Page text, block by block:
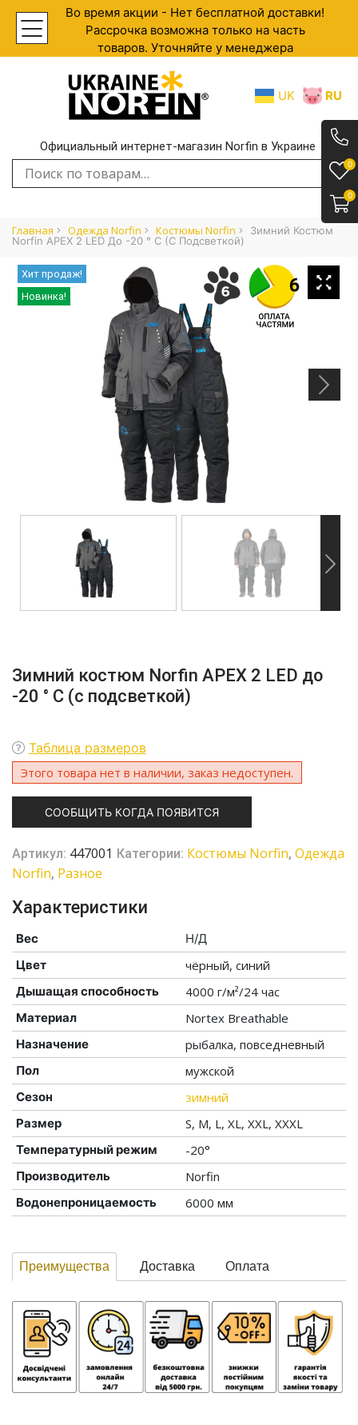
Во время акции - Нет бесплатной доставки!
Рассрочка возможна только на часть
товаров. Уточняйте у менеджера
UK RU
Официальный интернет-магазин Norfin в Украине
Искать:
Главная Одежда Norfin Костюмы Norfin
Зимний Костюм
Norfin APEX 2 LED До -20 ° C (с Подсветкой)
0
0
Хит продаж!
Новинка!
Зимний костюм Norfin APEX 2 LED до
-20 ° C (с подсветкой)
Таблица размеров
Этого товара нет в наличии, заказ недоступен.
СООБЩИТЬ КОГДА ПОЯВИТСЯ
Артикул: 447001 Категории: Костюмы Norfin, Одежда
Norfin, Разное
Характеристики
Вес
Н/Д
Цвет
чёрный, синий
Дышащая способность 4000 г/м²/24 час
Материал Nortex Breathable
Назначение рыбалка, повседневный
Пол мужской
Сезон зимний
Размер S, M, L, XL, XXL, XXXL
Температурный режим -20°
Производитель Norfin
Водонепроницаемость 6000 мм
Преимущества Доставка Оплата